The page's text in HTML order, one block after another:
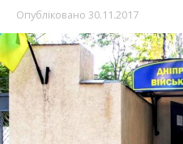
Опубліковано 30.11.2017